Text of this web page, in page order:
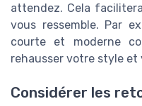
attendez. Cela
vous ressemble. Par
courte et moderne
rehausser votre style et
Considérer les